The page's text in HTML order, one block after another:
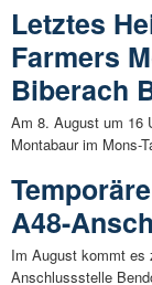
Letztes
Farmers
Biberach
Am 8. August um 16
Montabaur im Mons-
A48-
Im August kommt es
Anschlussstelle